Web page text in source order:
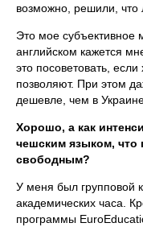
возможно, решили, что
Это мое субъективное
английском кажется
это посоветовать,
позволяют. При этом
дешевле, чем в
Хорошо, а как
чешским языком, что
свободным?
У меня был групповой
академических часа.
программы